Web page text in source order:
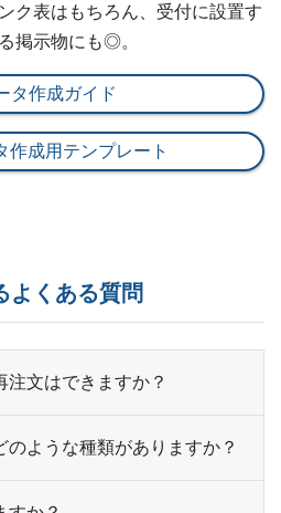
ク表はもちろん、受付に設置す
掲示物にも◎。
タ作成ガイド
作成用テンプレート
よくある質問
注文はできますか？
のような種類がありますか？